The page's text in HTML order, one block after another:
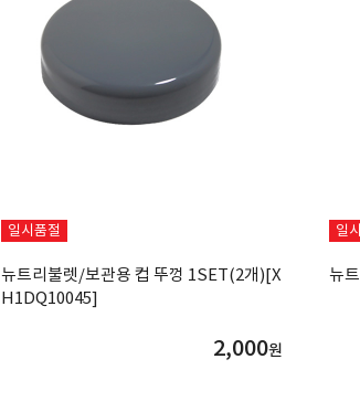
일시품절
뉴트리불렛/보관용 컵 뚜껑 1SET(2개)[X
H1DQ10045]
2,000원
일
뉴